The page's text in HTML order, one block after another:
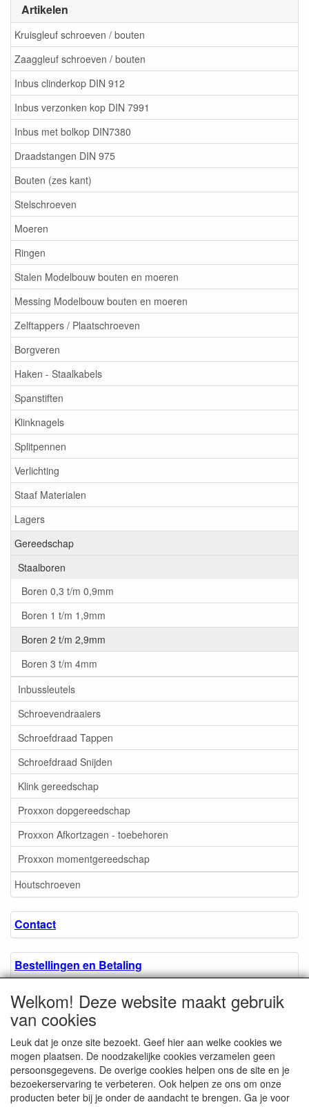
Artikelen
Kruisgleuf schroeven / bouten
Zaaggleuf schroeven / bouten
Inbus clinderkop DIN 912
Inbus verzonken kop DIN 7991
Inbus met bolkop DIN7380
Draadstangen DIN 975
Bouten (zes kant)
Stelschroeven
Moeren
Ringen
Stalen Modelbouw bouten en moeren
Messing Modelbouw bouten en moeren
Zelftappers / Plaatschroeven
Borgveren
Haken - Staalkabels
Spanstiften
Klinknagels
Splitpennen
Verlichting
Staaf Materialen
Lagers
Gereedschap
Staalboren
Boren 0,3 t/m 0,9mm
Boren 1 t/m 1,9mm
Boren 2 t/m 2,9mm
Boren 3 t/m 4mm
Inbussleutels
Schroevendraaiers
Schroefdraad Tappen
Schroefdraad Snijden
Klink gereedschap
Proxxon dopgereedschap
Proxxon Afkortzagen - toebehoren
Proxxon momentgereedschap
Houtschroeven
Contact
Bestellingen en Betaling
Algemene voorwaarden
Over ons.
Privacyverklaring
Welkom! Deze website maakt gebruik
van cookies
Leuk dat je onze site bezoekt. Geef hier aan welke cookies we
mogen plaatsen. De noodzakelijke cookies verzamelen geen
persoonsgegevens. De overige cookies helpen ons de site en je
bezoekerservaring te verbeteren. Ook helpen ze ons om onze
producten beter bij je onder de aandacht te brengen. Ga je voor